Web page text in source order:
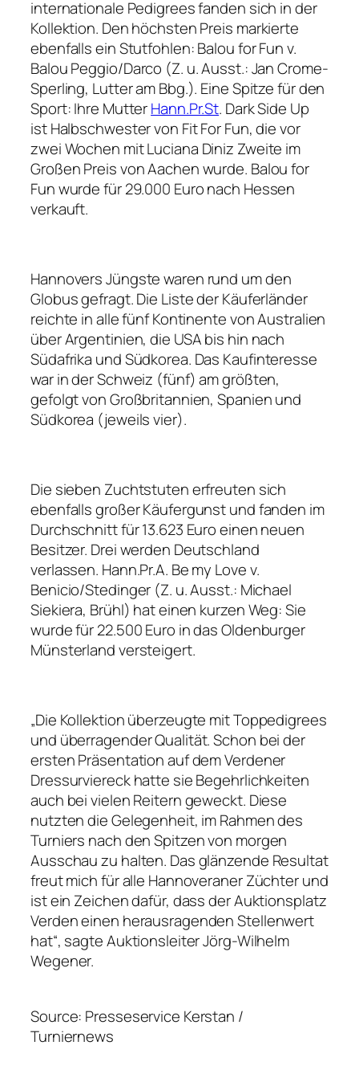
internationale Pedigrees fanden sich in der
Kollektion. Den höchsten Preis markierte
ebenfalls ein Stutfohlen: Balou for Fun v.
Balou Peggio/Darco (Z. u. Ausst.: Jan Crome-
Sperling, Lutter am Bbg.). Eine Spitze für den
Sport: Ihre MutterHann.Pr.St. Dark Side Up
ist Halbschwester von Fit For Fun, die vor
zwei Wochen mit Luciana Diniz Zweite im
Großen Preis von Aachen wurde. Balou for
Fun wurde für 29.000 Euro nach Hessen
verkauft.
Hannovers Jüngste waren rund um den
Globus gefragt. Die Liste der Käuferländer
reichte in alle fünf Kontinente von Australien
über Argentinien, die USA bis hin nach
Südafrika und Südkorea. Das Kaufinteresse
war in der Schweiz (fünf) am größten,
gefolgt von Großbritannien, Spanien und
Südkorea (jeweils vier).
Die sieben Zuchtstuten erfreuten sich
ebenfalls großer Käufergunst und fanden im
Durchschnitt für 13.623 Euro einen neuen
Besitzer. Drei werden Deutschland
verlassen. Hann.Pr.A. Be my Love v.
Benicio/Stedinger (Z. u. Ausst.: Michael
Siekiera, Brühl) hat einen kurzen Weg: Sie
wurde für 22.500 Euro in das Oldenburger
Münsterland versteigert.
„Die Kollektion überzeugte mit Toppedigrees
und überragender Qualität. Schon bei der
ersten Präsentation auf dem Verdener
Dressurviereck hatte sie Begehrlichkeiten
auch bei vielen Reitern geweckt. Diese
nutzten die Gelegenheit, im Rahmen des
Turniers nach den Spitzen von morgen
Ausschau zu halten. Das glänzende Resultat
freut mich für alle Hannoveraner Züchter und
ist ein Zeichen dafür, dass der Auktionsplatz
Verden einen herausragenden Stellenwert
hat“, sagte Auktionsleiter Jörg-Wilhelm
Wegener.
Source: Presseservice Kerstan /
Turniernews